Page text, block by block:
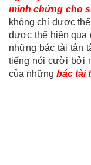
minh chứng cho
không chỉ được
được thể hiện qua
những bác tài tận
tiếng nói cười bởi
của những bác tài